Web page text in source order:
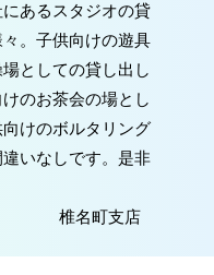
あるスタジオの貸
。子供向けの遊具
としての貸し出し
のお茶会の場とし
けのボルタリング
いなしです。是非
椎名町支店